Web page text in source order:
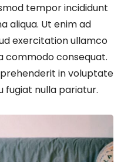
tempor incididunt
aliqua. Ut enim ad
exercitation ullamco
commodo consequat.
in voluptate
fugiat nulla pariatur.